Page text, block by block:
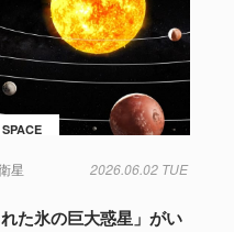
SPACE
星 2026.06.02 TUE
た氷の巨大惑星」がい